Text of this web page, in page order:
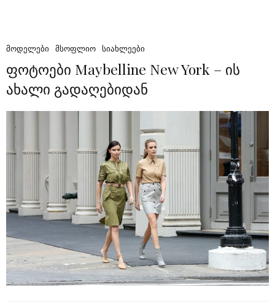
ᲛᲝᲓᲔᲚᲔᲑᲘ ᲛᲡᲝᲤᲚᲘᲝ ᲡᲘᲐᲮᲚᲔᲔᲑᲘ
ფოტოები Maybelline New York – ის
ახალი გადაღებიდან